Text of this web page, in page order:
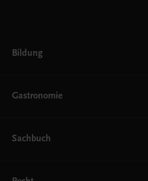
Bildung
AHS
EWF/ZWF
FW
Gastronomie
Getränke
Service
Sachbuch